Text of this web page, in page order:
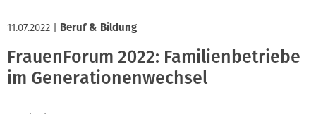
11.07.2022 Beruf & Bildung
FrauenForum 2022: Familienbetriebe
im Generationenwechsel